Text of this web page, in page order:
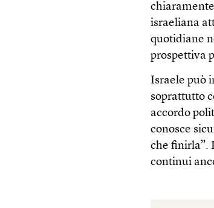
israeliana
quotidiane
prospettiva
Israele può
soprattutto
accordo
conosce
che finirla”.
continui